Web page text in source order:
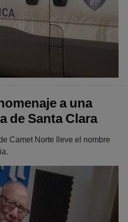
a una
de Santa Clara
Camet Norte lleve el nombre